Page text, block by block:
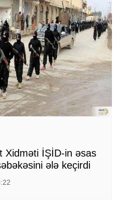
Xidməti İŞİD-in əsas
ələ keçirdi